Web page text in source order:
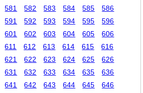
581 582 583 584 585
586
591 592 593 594 595
596
601 602 603 604 605
606
611 612 613 614 615
616
621 622 623 624 625
626
631 632 633 634 635
636
641 642 643 644 645
646